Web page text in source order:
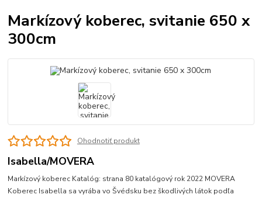
Markízový koberec, svitanie 650 x
300cm
Ohodnotiť produkt
Isabella/MOVERA
Markízový koberec Katalóg: strana 80 katalógový rok 2022 MOVERA
Koberec Isabella sa vyrába vo Švédsku bez škodlivých látok podľa